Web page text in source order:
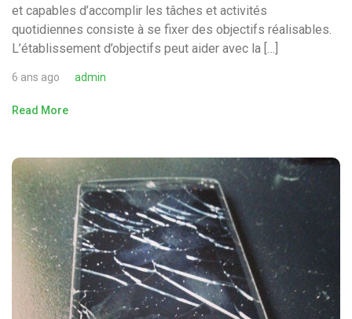
et capables d’accomplir les tâches et activités
quotidiennes consiste à se fixer des objectifs réalisables.
L’établissement d’objectifs peut aider avec la […]
6 ans ago admin
Read More